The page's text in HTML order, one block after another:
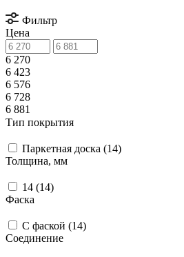
Фильтр
Цена
6 270
6 423
6 576
6 728
6 881
Тип покрытия
Паркетная доска (14)
Толщина, мм
14 (14)
Фаска
С фаской (14)
Соединение